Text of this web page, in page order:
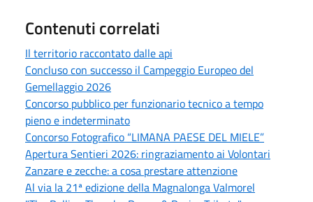
Contenuti correlati
Il territorio raccontato dalle api
Concluso con successo il Campeggio Europeo del
Gemellaggio 2026
Concorso pubblico per funzionario tecnico a tempo
pieno e indeterminato
Concorso Fotografico “LIMANA PAESE DEL MIELE”
Apertura Sentieri 2026: ringraziamento ai Volontari
Zanzare e zecche: a cosa prestare attenzione
Al via la 21ª edizione della Magnalonga Valmorel